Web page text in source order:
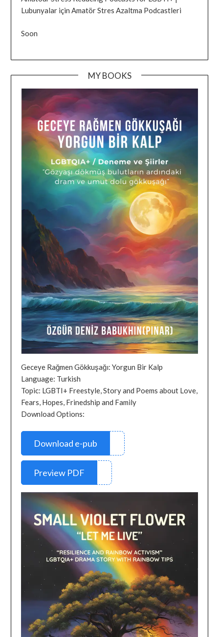
Lubunyalar için Amatör Stres Azaltma Podcastleri
Soon
MY BOOKS
Geceye Rağmen Gökkuşağı: Yorgun Bir Kalp
Language: Turkish
Topic: LGBTI+ Freestyle, Story and Poems about Love,
Fears, Hopes, Frinedship and Family
Download Options:
Download e-pub
Preview PDF